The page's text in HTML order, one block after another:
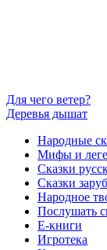
Для чего ветер?
Деревья дышат
Народные
Мифы и
Сказки
Сказки
Народное
Послушать
Е-книги
Игротека